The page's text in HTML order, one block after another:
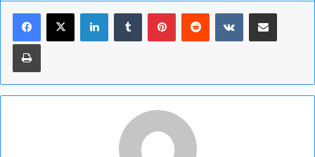
LinkedinTumblr PinterestReddit VKontaktePartager par email
Imprimer